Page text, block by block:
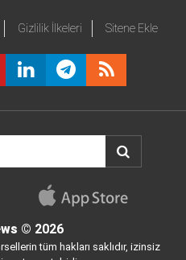
Gizlilik İlkeleri Sitene Ekle
© 2026
tüm hakları saklıdır, izinsiz